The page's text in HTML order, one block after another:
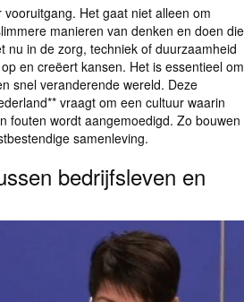
Het gaat niet alleen om
manieren van denken en doen die
nu in de zorg, techniek of duurzaamheid
en creëert kansen. Het is essentieel om
snel veranderende wereld. Deze
vraagt om een cultuur waarin
fouten wordt aangemoedigd. Zo bouwen
samenleving.
bedrijfsleven en